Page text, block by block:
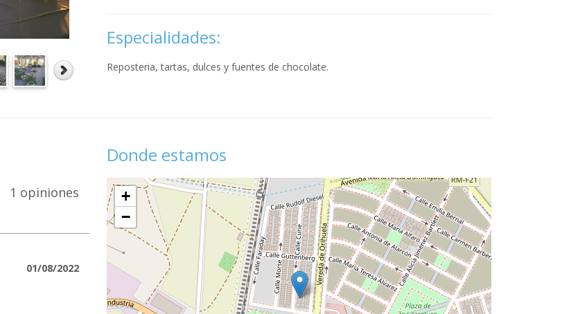
Especialidades:
Reposteria, tartas, dulces y fuentes de chocolate.
1 opiniones
01/08/2022
Donde estamos
+
−